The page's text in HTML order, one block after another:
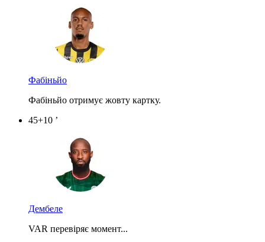
Фабіньйо
Фабіньйо отримує жовту картку.
45+10 ’
Дембеле
VAR перевіряє момент...